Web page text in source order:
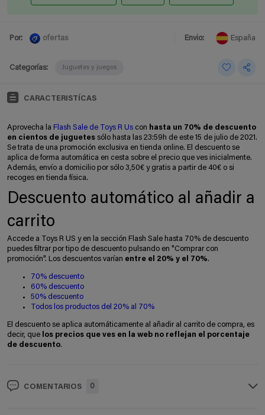
Por: ofertas Envio: España
Categorías: Juguetes y juegos
CARACTERISTÍCAS
Aprovecha la Flash Sale de Toys R Us con hasta un 70% de descuento
en cientos de juguetes sólo hasta las 23:59h de este 15 de julio de 2021.
Se trata de una promoción exclusiva en tienda online. El descuento se
aplica de forma automática en cesta sobre el precio que ves inicialmente.
Además, envío a domicilio por sólo 3,50€ y gratis a partir de 40€ o si
recoges en tienda física.
Descuento automático al añadir a
carrito
Accede a Toys R US y en la sección Flash Sale hasta 70% de descuento
puedes filtrar por tipo de descuento pulsando en "Comprar con
promoción". Los descuentos varían entre el 20% y el 70%.
70% descuento
60% descuento
50% descuento
Todos los productos del 20% al 70%
El descuento se aplica automáticamente al añadir al carrito de compra, es
decir, que
los precios que ves en la web no reflejan el porcentaje
de descuento.
COMENTARIOS 0